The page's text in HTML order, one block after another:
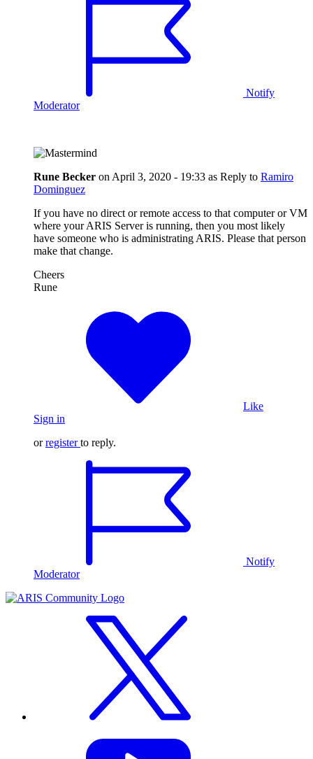
Notify
Moderator
Rune Becker on April 3, 2020 - 19:33 as Reply to Ramiro
Dominguez
If you have no direct or remote access to that computer or VM
where your ARIS Server is running, then you most likely
have someone who is administrating ARIS. Please that person
make that change.
Cheers
Rune
Like
Sign in
orregister to reply.
Notify
Moderator